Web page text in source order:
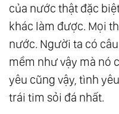
50.Phương Pháp
Phật
51. Thuận Tự Nhiên
52. Hành Trình Vĩ
53.Cảm Giác Tích
54.Vô Niệm - Vô
của nước thật đặc
khác làm được. Mọi
nước. Người ta có
mềm như vậy mà nó
yêu cũng vậy, tình
trái tim sỏi đá nhất.